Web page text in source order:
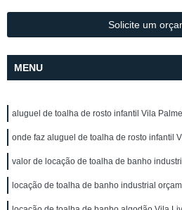
Solicite um
MENU
aluguel de toalha de rosto infantil Vila
onde faz aluguel de toalha de rosto infantil
valor de locação de toalha de banho
locação de toalha de banho industrial